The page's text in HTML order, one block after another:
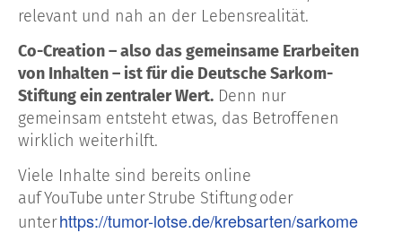
relevant und nah an der Lebensrealität.
Co-Creation – also das gemeinsame Erarbeiten
von Inhalten – ist für die Deutsche Sarkom-
Stiftung ein zentraler Wert. Denn nur
gemeinsam entsteht etwas, das Betroffenen
wirklich weiterhilft.
Viele Inhalte sind bereits online
auf YouTube unter Strube Stiftung oder
unterhttps://tumor-lotse.de/krebsarten/sarkome